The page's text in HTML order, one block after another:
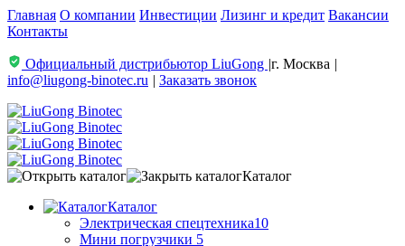
Главная О компании Инвестиции Лизинг и кредит Вакансии
Контакты
Официальный дистрибьютор LiuGong |г. Москва |
info@liugong-binotec.ru | Заказать звонок
Каталог
Каталог
Электрическая спецтехника10
Мини погрузчики 5